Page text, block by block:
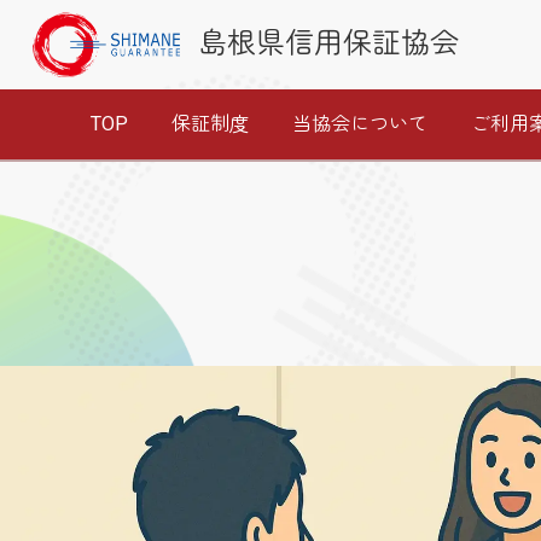
島根県信用保証協会
TOP 保証制度 当協会について ご利用